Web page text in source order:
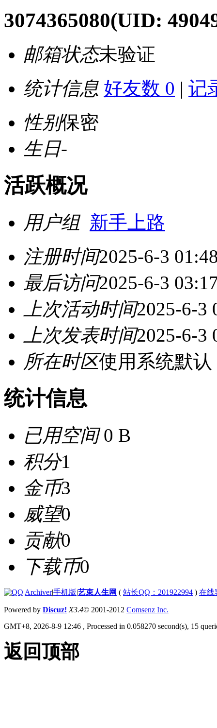
3074365080(UID:
邮箱状态未验证
统计信息 好友数 0 | 记
性别保密
生日-
活跃概况
用户组 新手上路
注册时间2025-6-3
最后访问2025-6-3
上次活动时间2025-6-3
上次发表时间2025-6-3
所在时区使用系统默认
统计信息
已用空间0 B
积分1
金币3
威望0
贡献0
下载币0
|Archiver|手机版|艺束人生网 ( 站长QQ：201922994 ) 在线
Powered by Discuz! X3.4© 2001-2012 Comsenz Inc.
GMT+8, 2026-8-9 12:46 , Processed in 0.058270 second(s), 15
返回顶部